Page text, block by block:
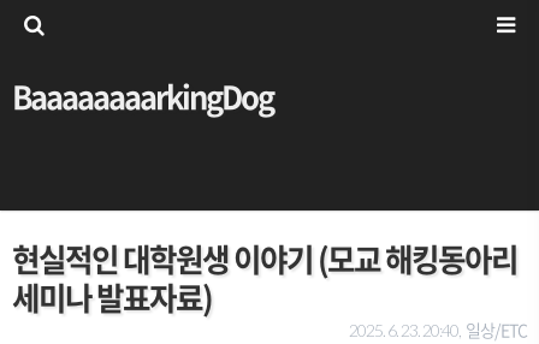
BaaaaaaaarkingDog
현실적인 대학원생 이야기 (모교 해킹동아리
세미나 발표자료)
2025. 6. 23. 20:40, 일상/ETC